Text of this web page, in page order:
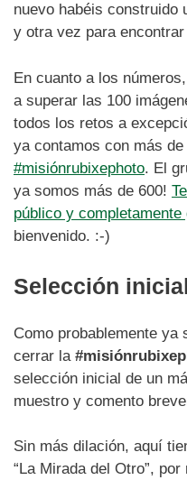
nuevo habéis construido
y otra vez para
En cuanto a los
a superar las 100
todos los retos a
ya contamos con más
#misiónrubixephoto. El
ya somos más de 600!
público y
bienvenido. :-)
Selección
Como probablemente ya
cerrar la
selección inicial de un
muestro y comento
Sin más dilación, aquí
“La Mirada del Otro”,